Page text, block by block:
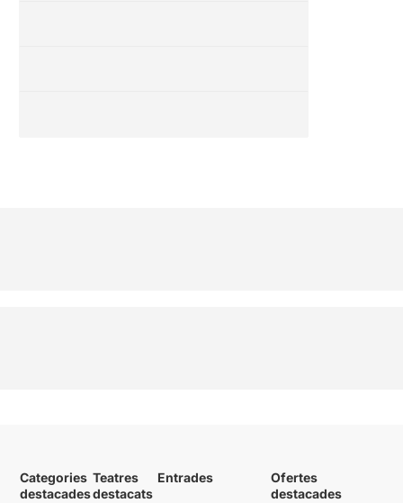
Categories
destacades
Teatres
destacats
Entrades
Ofertes
destacades